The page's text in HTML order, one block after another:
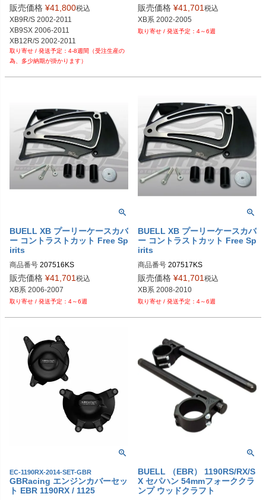
RIO.002.RBUEL.K
販売価格 ¥41,800税込
XB9R/S 2002-2011
XB9SX 2006-2011
XB12R/S 2002-2011
4-8週間（受注生産の
為、多少納期が掛かります）
販売価格 ¥41,701 税込
XB系 2002-2005
4～6週
BUELL XB プーリーケースカバ
ー コントラストカット Free Sp
irits
商品番号 207516KS
販売価格 ¥41,701 税込
XB系 2006-2007
4～6週
BUELL XB プーリーケースカバ
ー コントラストカット Free Sp
irits
商品番号 207517KS
販売価格 ¥41,701 税込
XB系 2008-2010
4～6週
EC-1190RX-2014-SET-GBR
GBRacing エンジンカバーセッ
ト EBR 1190RX / 1125
BUELL （EBR） 1190RS/RX/S
X セパハン 54mmフォーククラ
ンプ ウッドクラフト